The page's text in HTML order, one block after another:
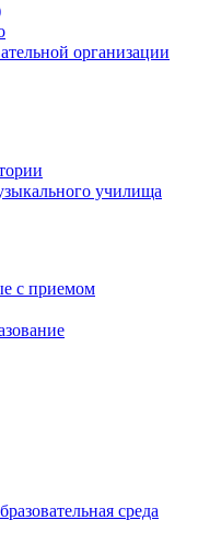
организации
училища
с приемом
среда